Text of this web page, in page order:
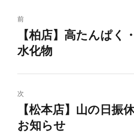
稿
ナ
ビ
ゲ
ー
前
去
稿:
【柏店】高たんぱく
水化物
次
の
【松本店】山の日振
お知らせ